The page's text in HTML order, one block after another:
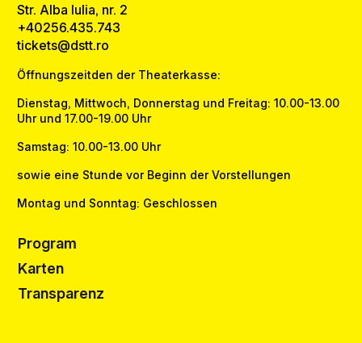
Str. Alba Iulia, nr. 2
+40256.435.743
tickets@dstt.ro
Öffnungszeitden der Theaterkasse:
Dienstag, Mittwoch, Donnerstag und Freitag: 10.00-13.00
Uhr und 17.00-19.00 Uhr
Samstag: 10.00-13.00 Uhr
sowie eine Stunde vor Beginn der Vorstellungen
Montag und Sonntag: Geschlossen
Program
Karten
Transparenz